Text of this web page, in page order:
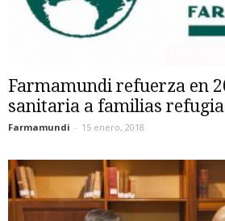
Farmamundi refuerza en
sanitaria a familias
Farmamundi - 15 enero, 2018